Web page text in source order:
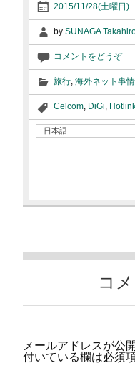
2015/11/28(土曜日)
by SUNAGA
コメントをどうぞ
旅行, 海外ネット事情
Celcom, DiGi
日本語
コ
メールアドレスが公
付いている欄は必須